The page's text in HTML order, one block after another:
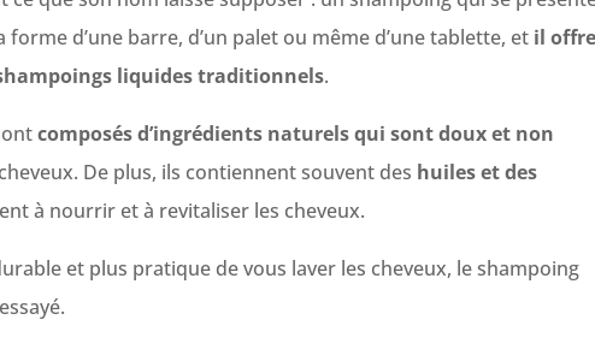
d’une barre, d’un palet ou même d’une tablette, et il
liquides traditionnels.
composés d’ingrédients naturels qui sont doux et non
De plus, ils contiennent souvent des huiles et des
à nourrir et à revitaliser les cheveux.
et plus pratique de vous laver les cheveux, le shampoing